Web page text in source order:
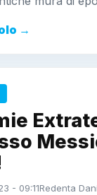
→
- 09:11Redenta